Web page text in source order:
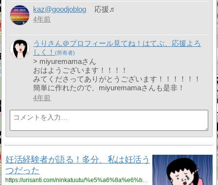
kaz@goodjoblog 応援♬
4年前
うりさん＠プロフィール見てね！はてぶ、応援よろ
しく！
> miyuremamaさん
おはようございます！！！！
みてくださってありがとうございます！！！！！！
簡単に作れたので、miyuremamaさんも是非！
4年前
妊活経験者が語る！多分、私は妊活う
つだった